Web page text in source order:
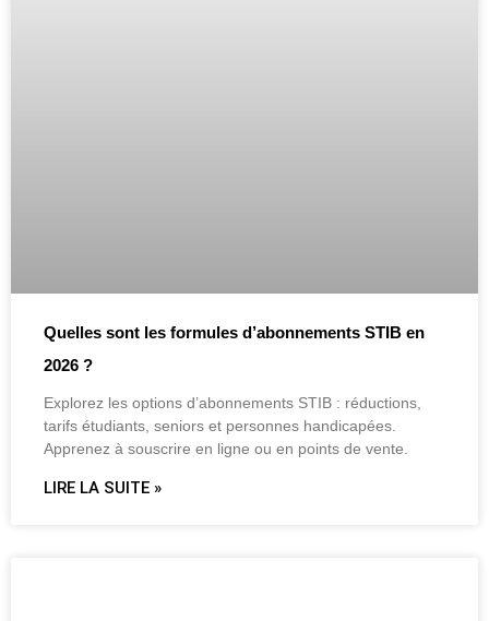
Quelles sont les formules d’abonnements STIB en
2026 ?
Explorez les options d’abonnements STIB : réductions,
tarifs étudiants, seniors et personnes handicapées.
Apprenez à souscrire en ligne ou en points de vente.
LIRE LA SUITE »